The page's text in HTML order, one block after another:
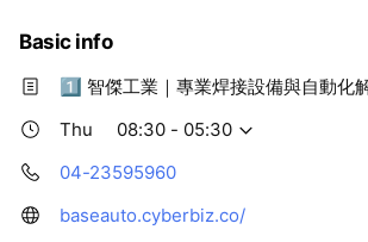
Basic info
1️⃣ 智傑工業｜專業焊接設備與自動化
Thu
08:30 - 05:30
04-23595960
baseauto.cyberbiz.co/